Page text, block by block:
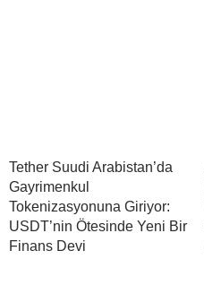
Tether Suudi Arabistan’da
Gayrimenkul
Tokenizasyonuna Giriyor:
USDT’nin Ötesinde Yeni Bir
Finans Devi